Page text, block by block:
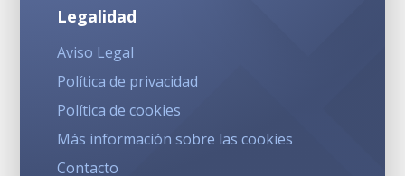
Legalidad
Aviso Legal
Política de privacidad
Política de cookies
Más información sobre las cookies
Contacto